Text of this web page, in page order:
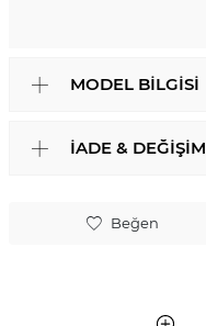
Beğen
MODEL BILGISI
İADE & DEĞIŞIM